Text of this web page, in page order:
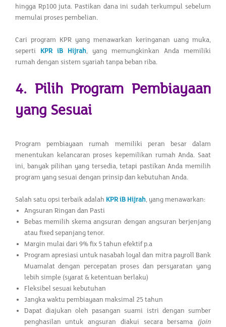
hingga Rp100 juta. Pastikan dana ini sudah terkumpul sebelum
memulai proses pembelian.
Cari program KPR yang menawarkan keringanan uang muka,
seperti KPR iB Hijrah, yang memungkinkan Anda memiliki
rumah dengan sistem syariah tanpa beban riba.
4. Pilih Program Pembiayaan
yang Sesuai
Program pembiayaan rumah memiliki peran besar dalam
menentukan kelancaran proses kepemilikan rumah Anda. Saat
ini, banyak pilihan yang tersedia, tetapi pastikan Anda memilih
program yang sesuai dengan prinsip dan kebutuhan Anda.
Salah satu opsi terbaik adalah KPR iB Hijrah, yang menawarkan:
Angsuran Ringan dan Pasti
Bebas memilih skema angsuran dengan angsuran berjenjang
atau fixed sepanjang tenor.
Margin mulai dari 9% fix 5 tahun efektif p.a
Program apresiasi untuk nasabah loyal dan mitra payroll Bank
Muamalat dengan percepatan proses dan persyaratan yang
lebih simple (syarat & ketentuan berlaku)
Fleksibel sesuai kebutuhan
Jangka waktu pembiayaan maksimal 25 tahun
Dapat diajukan oleh pasangan suami istri dengan sumber
penghasilan untuk angsuran diakui secara bersama (join